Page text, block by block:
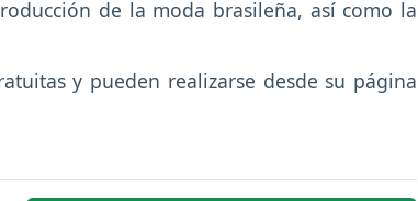
de la moda brasileña, así como la
y pueden realizarse desde su página